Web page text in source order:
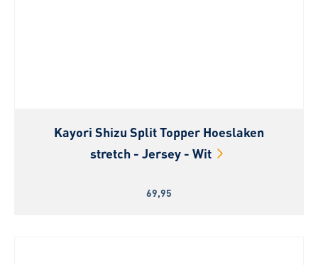
Kayori Shizu Split Topper Hoeslaken
stretch - Jersey - Wit
69,95